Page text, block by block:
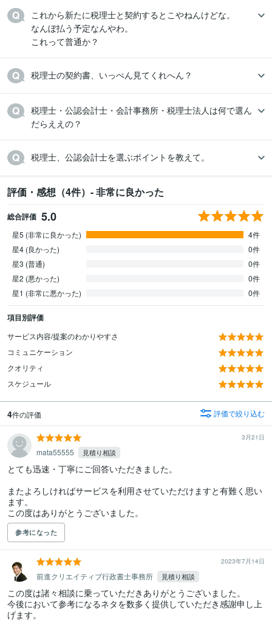
これから新たに税理士と契約するとこやねんけどな。
なんぼ払う予定なんやわ。
これって普通か？
税理士の契約書、いっぺん見てくれへん？
税理士・公認会計士・会計事務所・税理士法人は何で選ん
だらええの？
税理士、公認会計士を選ぶポイントを教えて。
評価・感想（4件）- 非常に良かった
総合評価 5.0
星5 (非常に良かった)
4件
星4 (良かった)
0件
星3 (普通)
0件
星2 (悪かった)
0件
星1 (非常に悪かった)
0件
項目別評価
サービス内容/提案のわかりやすさ
コミュニケーション
クオリティ
スケジュール
4件の評価 評価で絞り込む
3月21日
mata55555 見積り相談
とても迅速・丁寧にご回答いただきました。
またよろしければサービスを利用させていただけますと有難く思い
ます。
参考になった
2023年7月14日
前進クリエイティブ行政書士事務所 見積り相談
この度は諸々相談に乗っていただきありがとうございました。
今後において参考になるネタを数多く提供していただき感謝申し上
げます。